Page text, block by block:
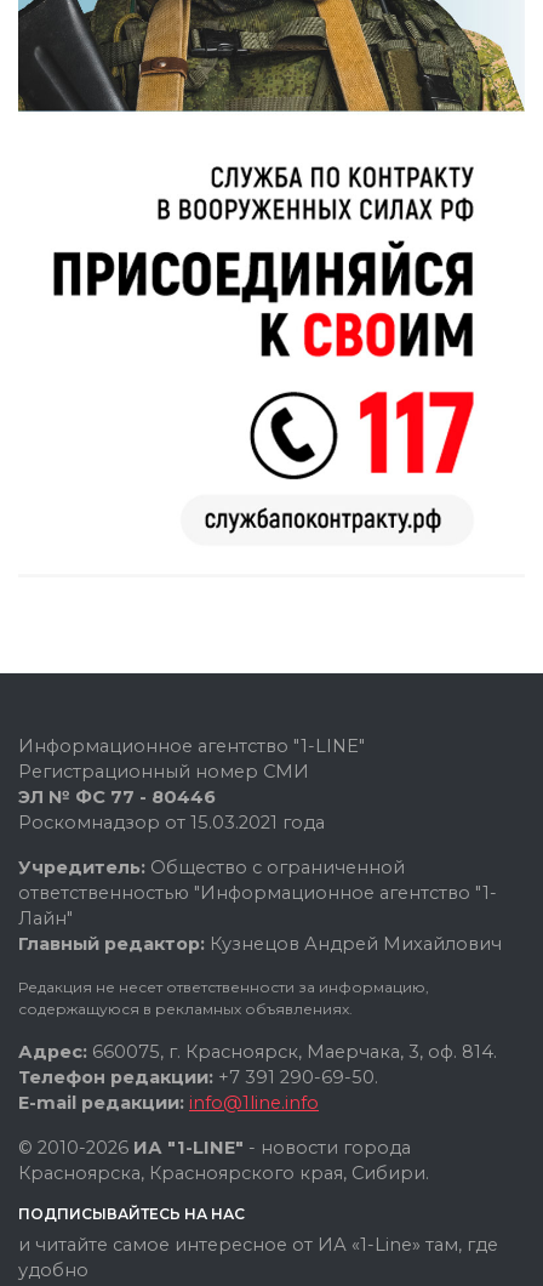
Информационное агентство "1-LINE"
Регистрационный номер СМИ
ЭЛ № ФС 77 - 80446
Роскомнадзор от 15.03.2021 года
Учредитель: Общество с ограниченной
ответственностью "Информационное агентство "1-
Лайн"
Главный редактор: Кузнецов Андрей Михайлович
Редакция не несет ответственности за информацию,
содержащуюся в рекламных объявлениях.
Адрес: 660075, г. Красноярск, Маерчака, 3, оф. 814.
Телефон редакции: +7 391 290-69-50.
E-mail редакции: info@1line.info
© 2010-2026 ИА "1-LINE" - новости города
Красноярска, Красноярского края, Сибири.
ПОДПИСЫВАЙТЕСЬ НА НАС
и читайте самое интересное от ИА «1-Line» там, где
удобно